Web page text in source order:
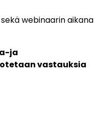
webinaarin aikana
ja
vastauksia